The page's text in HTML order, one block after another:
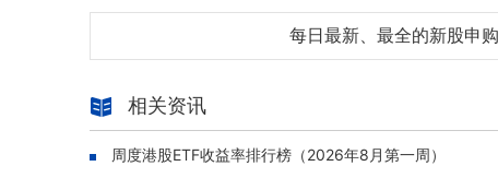
每日最新、最全的新股申
相关资讯
周度港股ETF收益率排行榜（2026年8月第一周）